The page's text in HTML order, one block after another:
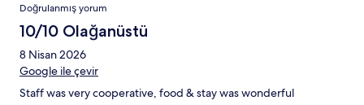
Doğrulanmış yorum
10/10 Olağanüstü
8 Nisan 2026
Google ile çevir
Staff was very cooperative, food & stay was wonderful